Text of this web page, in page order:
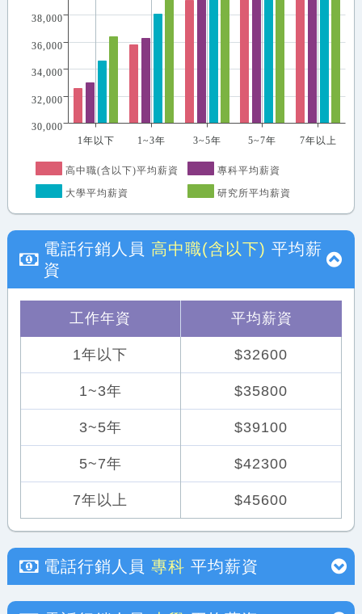
1年以下 1~3年 3~5年 5~7年 7年以上
30,000
32,000
34,000
36,000
38,000
高中職(含以下)平均薪資
專科平均薪資
大學平均薪資
研究所平均薪資
電話行銷人員 高中職(含以下) 平均薪
資
工作年資 平均薪資
1年以下
1~3年
3~5年
5~7年
7年以上
$32600
$35800
$39100
$42300
$45600
電話行銷人員 專科 平均薪資